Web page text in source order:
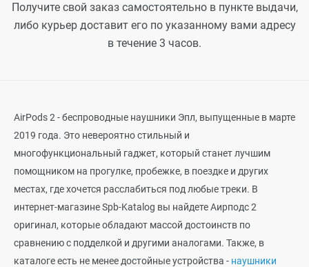
Получите свой заказ самостоятельно в пункте выдачи,
либо курьер доставит его по указанному вами адресу
в течение 3 часов.
AirPods 2 - беспроводные наушники Эпл, выпущенные в марте
2019 года. Это невероятно стильный и
многофункциональный гаджет, который станет лучшим
помощником на прогулке, пробежке, в поездке и других
местах, где хочется расслабиться под любые треки. В
интернет-магазине Spb-Katalog вы найдете Аирподс 2
оригинал, которые обладают массой достоинств по
сравнению с подделкой и другими аналогами. Также, в
каталоге есть не менее достойные устройства - наушники